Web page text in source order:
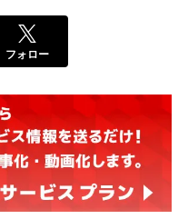
フォロー